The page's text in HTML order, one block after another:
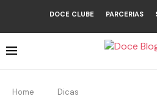
DOCE CLUBE PARCERIAS
Home Dicas